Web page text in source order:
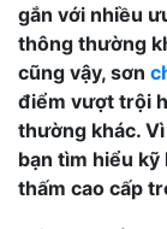
gắn với nhiều
thông thường
cũng vậy, sơn
điểm vượt trội
thường khác.
bạn tìm hiểu
thấm cao cấp